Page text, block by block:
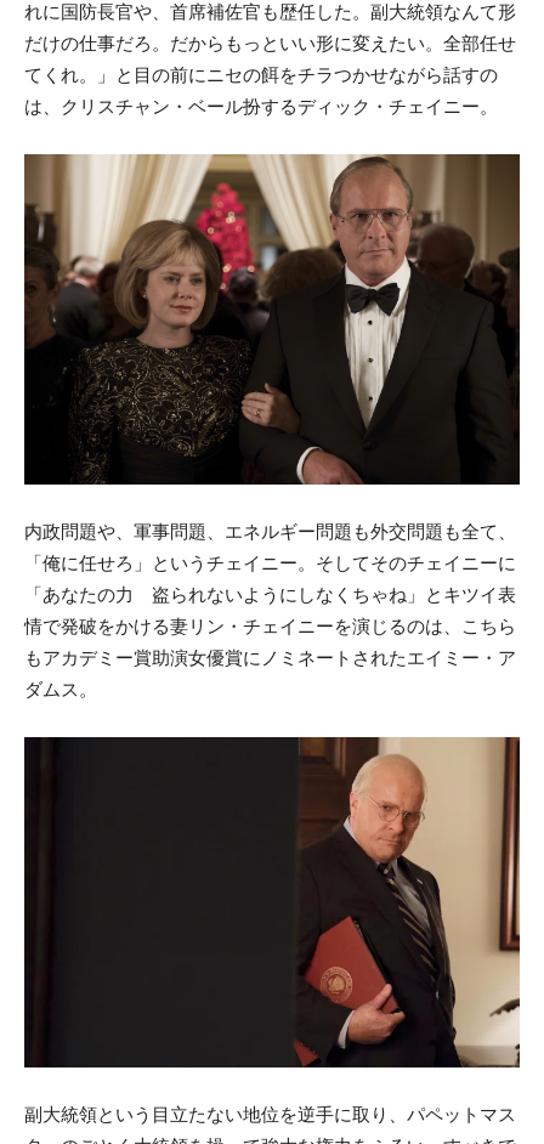
れに国防長官や、首席補佐官も歴任した。副大統領なんて形
だけの仕事だろ。だからもっといい形に変えたい。全部任せ
てくれ。」と目の前にニセの餌をチラつかせながら話すの
は、クリスチャン・ベール扮するディック・チェイニー。
内政問題や、軍事問題、エネルギー問題も外交問題も全て、
「俺に任せろ」というチェイニー。そしてそのチェイニーに
「あなたの力 盗られないようにしなくちゃね」とキツイ表
情で発破をかける妻リン・チェイニーを演じるのは、こちら
もアカデミー賞助演女優賞にノミネートされたエイミー・ア
ダムス。
副大統領という目立たない地位を逆手に取り、パペットマス